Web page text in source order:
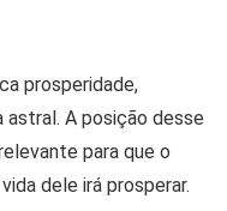
prosperidade,
astral. A posição desse
para que o
dele irá prosperar.